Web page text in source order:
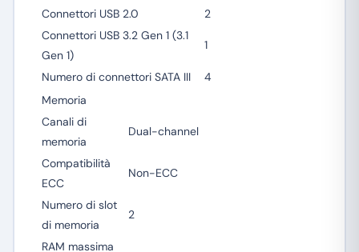
Connettori USB 2.0
2
Connettori USB 3.2 Gen 1 (3.1
Gen 1)
1
Numero di connettori SATA III
4
Memoria
Canali di
memoria
Dual-channel
Compatibilità
ECC
Non-ECC
Numero di slot
di memoria
2
RAM massima